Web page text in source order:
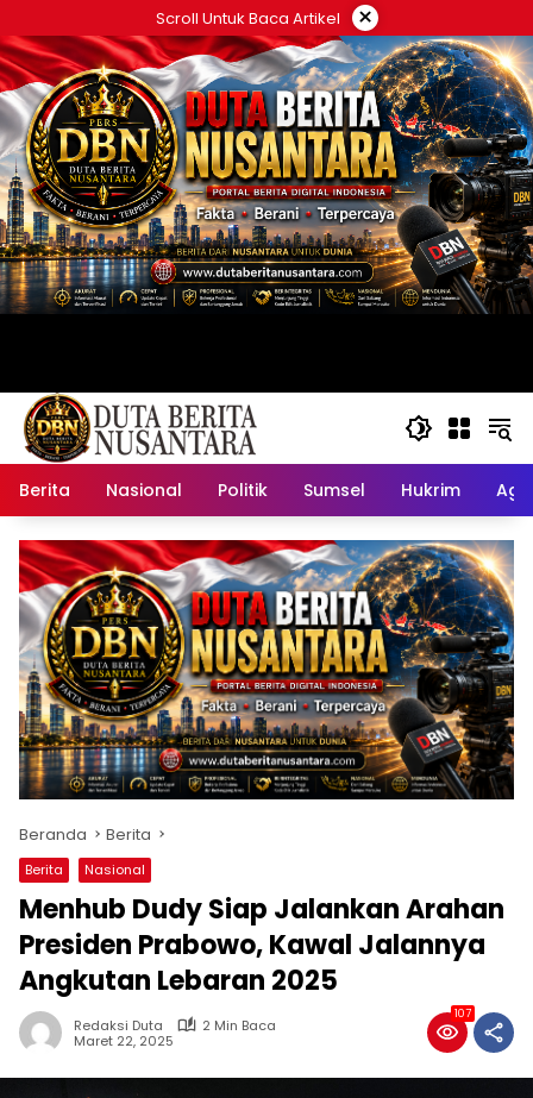
ke
konten
Scroll Untuk Baca Artikel ×
Berita Nasional Politik Sumsel Hukrim
Beranda Berita
Berita Nasional
Menhub Dudy Siap Jalankan Arahan
Presiden Prabowo, Kawal Jalannya
Angkutan Lebaran 2025
Redaksi Duta
2 Min Baca
Maret 22, 2025
107